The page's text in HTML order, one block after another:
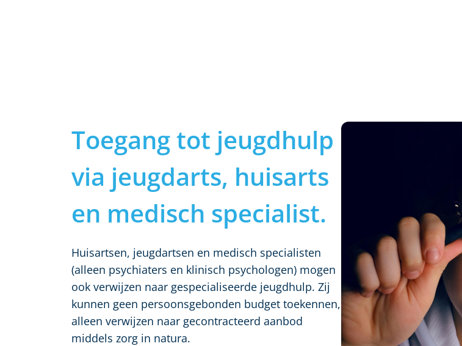
Toegang tot jeugdhulp
via jeugdarts, huisarts
en medisch specialist.
Huisartsen, jeugdartsen en medisch specialisten
(alleen psychiaters en klinisch psychologen) mogen
ook verwijzen naar gespecialiseerde jeugdhulp. Zij
kunnen geen persoonsgebonden budget toekennen,
alleen verwijzen naar gecontracteerd aanbod
middels zorg in natura.